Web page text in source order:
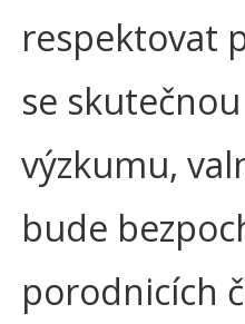
respektovat
se
výzkumu,
bude
porodnicích